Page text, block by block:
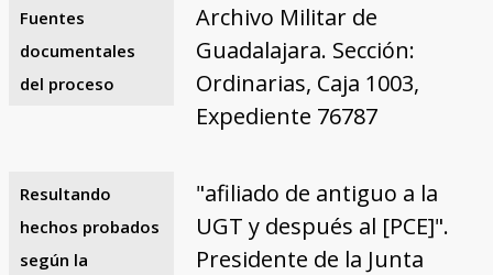
Fuentes
documentales
del proceso
Archivo Militar de
Guadalajara. Sección:
Ordinarias, Caja 1003,
Expediente 76787
Resultando
hechos probados
según la
"afiliado de antiguo a la
UGT y después al [PCE]".
Presidente de la Junta